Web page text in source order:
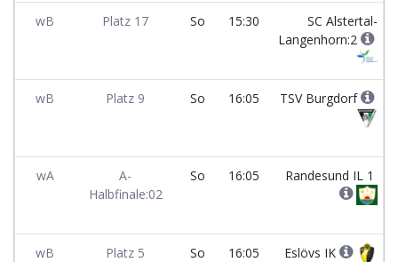
wB Platz 17 So 15:30
SC Alstertal-
Langenhorn:2
wB Platz 9 So 16:05 TSV Burgdorf
wA
A-
Halbfinale:02
So 16:05 Randesund IL 1
wB Platz 5 So 16:05 Eslövs IK